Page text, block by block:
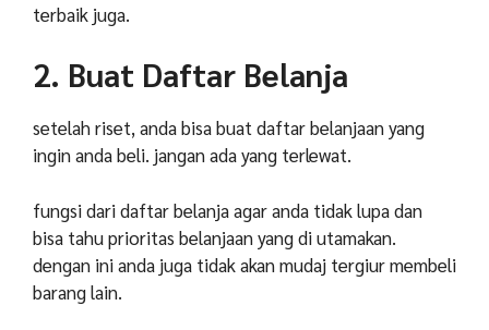
terbaik juga.
2. Buat Daftar Belanja
setelah riset, anda bisa buat daftar belanjaan yang
ingin anda beli. jangan ada yang terlewat.
fungsi dari daftar belanja agar anda tidak lupa dan
bisa tahu prioritas belanjaan yang di utamakan.
dengan ini anda juga tidak akan mudaj tergiur membeli
barang lain.